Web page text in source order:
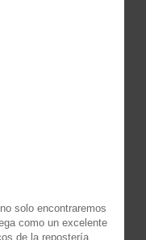
solo encontraremos
como un excelente
de la repostería